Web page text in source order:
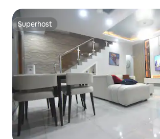
Superhost
Superhost